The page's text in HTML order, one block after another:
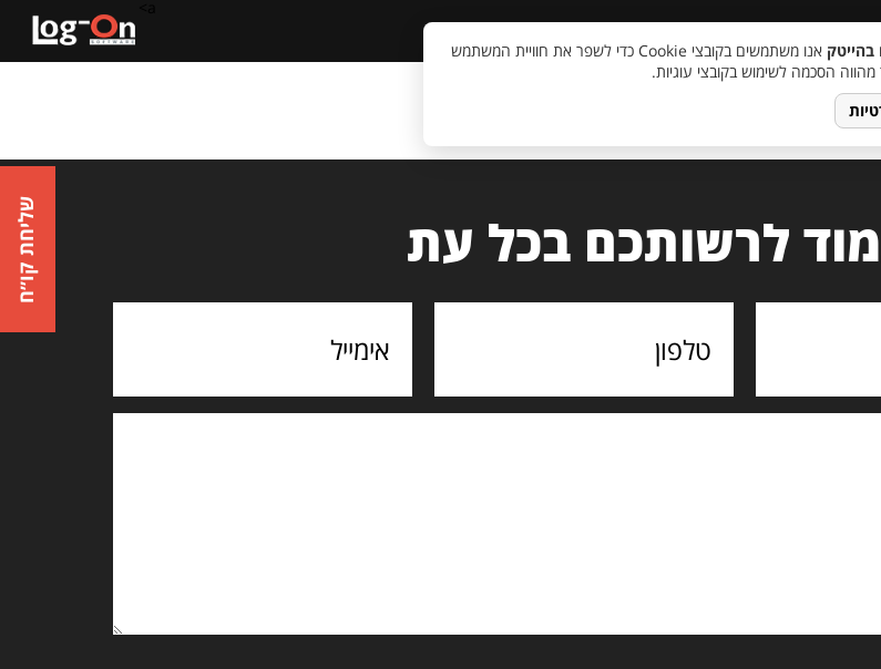
לרשותכם בכל עת
בהייטק
אנו משתמשים בקובצי Cookie כדי לשפר את חוויית המשתמש
הסכמה לשימוש בקובצי עוגיות.
שליחת קו״ח